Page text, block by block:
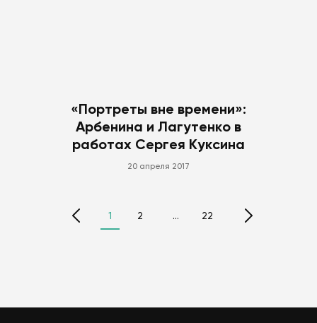
«Портреты вне времени»:
Арбенина и Лагутенко в
работах Сергея Куксина
20 апреля 2017
1 2 … 22